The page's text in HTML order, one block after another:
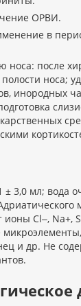
ОРВИ.
в
носа: после
носа;
инородных
± 3,0 мл; вода
Cl‒, Na+,
и др. Не